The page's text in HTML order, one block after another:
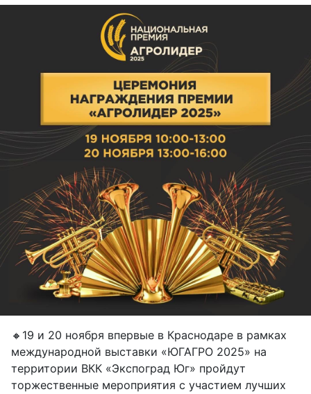
🔸19 и 20 ноября впервые в Краснодаре в рамках
международной выставки «ЮГАГРО 2025» на
территории ВКК «Экспоград Юг» пройдут
торжественные мероприятия с участием лучших